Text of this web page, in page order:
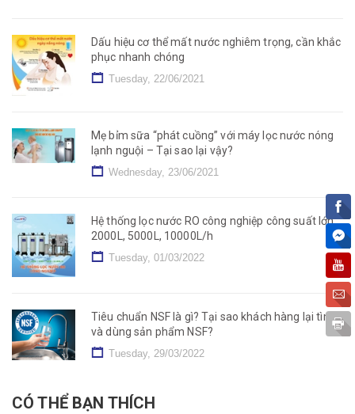
Dấu hiệu cơ thể mất nước nghiêm trọng, cần khắc
phục nhanh chóng
Tuesday, 22/06/2021
Mẹ bỉm sữa “phát cuồng” với máy lọc nước nóng
lạnh nguội – Tại sao lại vậy?
Wednesday, 23/06/2021
Hệ thống lọc nước RO công nghiệp công suất lớn
2000L, 5000L, 10000L/h
Tuesday, 01/03/2022
Tiêu chuẩn NSF là gì? Tại sao khách hàng lại tìm
và dùng sản phẩm NSF?
Tuesday, 29/03/2022
CÓ THỂ BẠN THÍCH